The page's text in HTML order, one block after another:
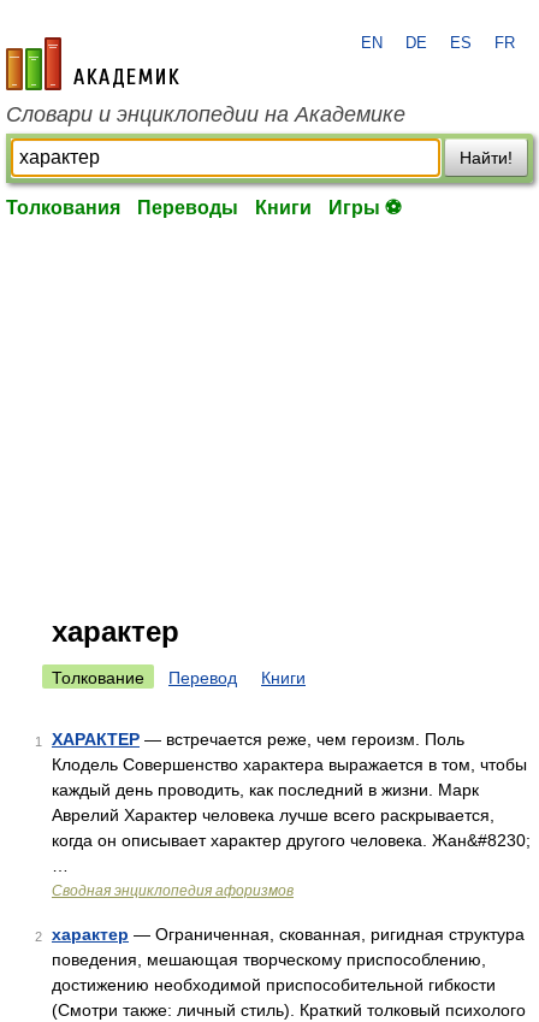
academic.ru
EN DE ES FR
Словари и энциклопедии на Академике
Найти!
Толкования Переводы Книги Игры ⚽
характер
Толкование Перевод Книги
1 ХАРАКТЕР — встречается реже, чем героизм. Поль
Клодель Совершенство характера выражается в том, чтобы
каждый день проводить, как последний в жизни. Марк
Аврелий Характер человека лучше всего раскрывается,
когда он описывает характер другого человека. Жан&#8230;
Сводная энциклопедия афоризмов
2 характер — Ограниченная, скованная, ригидная структура
поведения, мешающая творческому приспособлению,
достижению необходимой приспособительной гибкости
(Смотри также: личный стиль). Краткий толковый психолого